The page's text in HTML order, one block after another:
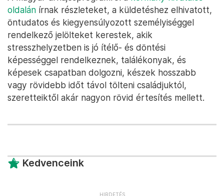
oldalán írnak részleteket, a küldetéshez elhivatott,
öntudatos és kiegyensúlyozott személyiséggel
rendelkező jelölteket kerestek, akik
stresszhelyzetben is jó ítélő- és döntési
képességgel rendelkeznek, találékonyak, és
képesek csapatban dolgozni, készek hosszabb
vagy rövidebb időt távol tölteni családjuktól,
szeretteiktől akár nagyon rövid értesítés mellett.
Kedvenceink